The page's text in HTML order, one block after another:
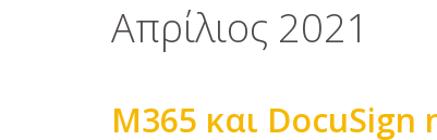
Απρίλιος 2021
M365 και